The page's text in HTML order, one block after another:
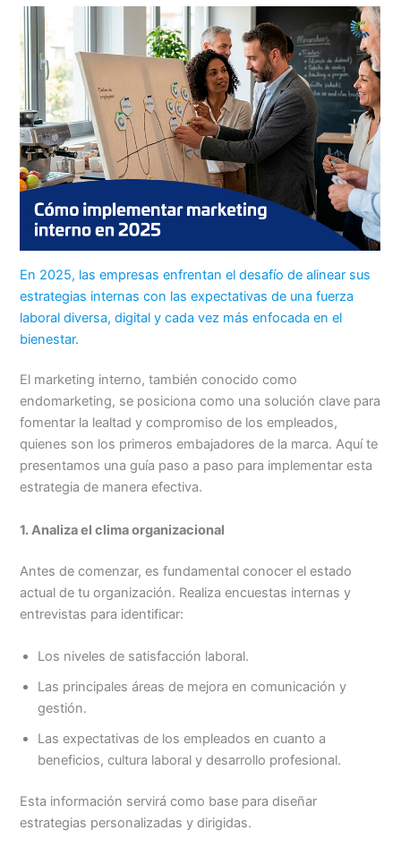
En 2025, las empresas enfrentan el desafío de alinear sus
estrategias internas con las expectativas de una fuerza
laboral diversa, digital y cada vez más enfocada en el
bienestar.
El marketing interno, también conocido como
endomarketing, se posiciona como una solución clave para
fomentar la lealtad y compromiso de los empleados,
quienes son los primeros embajadores de la marca. Aquí te
presentamos una guía paso a paso para implementar esta
estrategia de manera efectiva.
1. Analiza el clima organizacional
Antes de comenzar, es fundamental conocer el estado
actual de tu organización. Realiza encuestas internas y
entrevistas para identificar:
Los niveles de satisfacción laboral.
Las principales áreas de mejora en comunicación y
gestión.
Las expectativas de los empleados en cuanto a
beneficios, cultura laboral y desarrollo profesional.
Esta información servirá como base para diseñar
estrategias personalizadas y dirigidas.